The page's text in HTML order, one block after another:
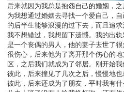
后来就因为我总是抱怨自己的婚姻，
为我想通过婚姻去寻找一个爱自己，
的后半生能够浪漫的过下去，而且追
我不想错过，我想留下遗憾。我的出
是一个丧偶的男人，他的妻子去世了
很伤心，后来他为了离开那个伤心的
区，之后我们就成为了邻居。刚开始
彼此，后来撞见了几次之后，慢慢地
彼此，后来还成为了朋友，平时我有